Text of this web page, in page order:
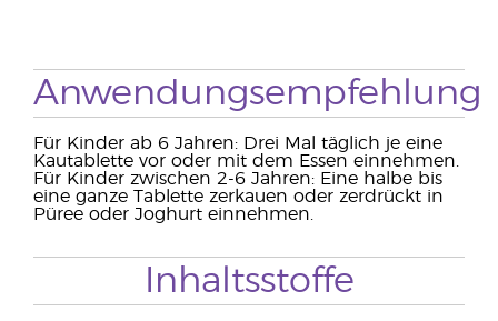
Anwendungsempfehlung
Für Kinder ab 6 Jahren: Drei Mal täglich je eine
Kautablette vor oder mit dem Essen einnehmen.
Für Kinder zwischen 2-6 Jahren: Eine halbe bis
eine ganze Tablette zerkauen oder zerdrückt in
Püree oder Joghurt einnehmen.
Inhaltsstoffe